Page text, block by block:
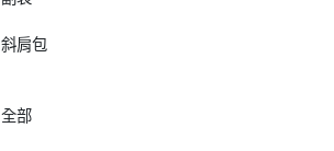
斜肩包
全部